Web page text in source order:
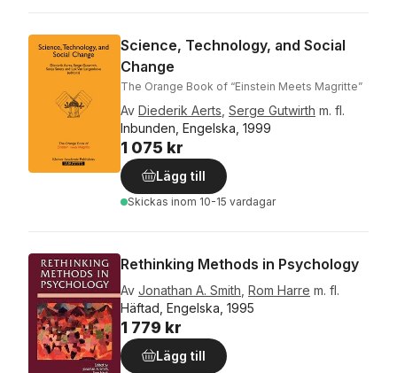
Science, Technology, and Social
Change
The Orange Book of “Einstein Meets Magritte”
Av Diederik Aerts Serge Gutwirth m. fl.
Inbunden, Engelska, 1999
1 075 kr
Lägg till
Skickas inom 10-15 vardagar
Rethinking Methods in Psychology
Av Jonathan A. Smith Rom Harre m. fl.
Häftad, Engelska, 1995
1 779 kr
Lägg till